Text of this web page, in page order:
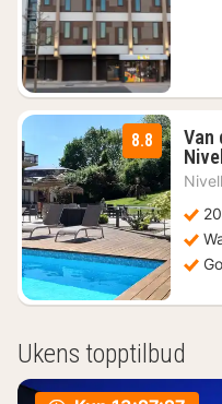
8.8
Van
Ukens topptilbud